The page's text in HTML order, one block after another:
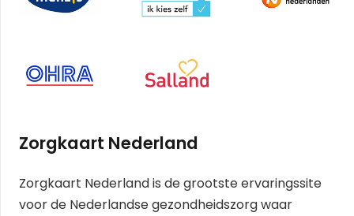
Zorgkaart Nederland
Zorgkaart Nederland is de grootste ervaringssite
voor de Nederlandse gezondheidszorg waar